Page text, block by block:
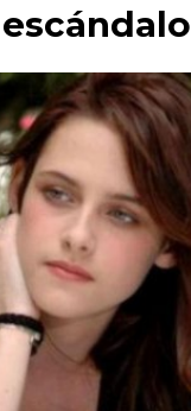
escándalo